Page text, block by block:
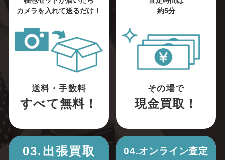
カメラを入れて送るだけ！
送料・手数料
すべて無料！
約5分
その場で
現金買取！
03.出張買取 04.オンライン査定